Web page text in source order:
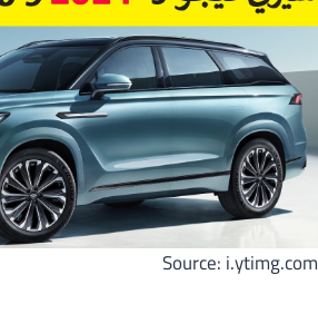
Source: i.ytimg.com